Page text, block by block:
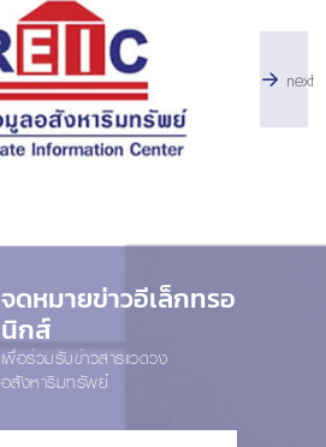
next
จดหมายข่าวอีเล็กทรอ
นิกส์
เพื่อร่วมรับข่าวสารแวดวง
อสังหาริมทรัพย์